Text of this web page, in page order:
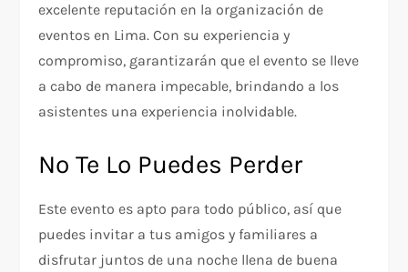
excelente reputación en la organización de
eventos en Lima. Con su experiencia y
compromiso, garantizarán que el evento se lleve
a cabo de manera impecable, brindando a los
asistentes una experiencia inolvidable.
No Te Lo Puedes Perder
Este evento es apto para todo público, así que
puedes invitar a tus amigos y familiares a
disfrutar juntos de una noche llena de buena